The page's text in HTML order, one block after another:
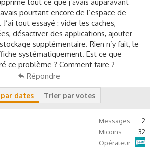
tout ce que j’avais auparavant
pourtant encore de l’espace de
tout essayé : vider les caches,
désactiver des applications, ajouter
supplémentaire. Rien n’y fait, le
systématiquement. Est ce que
ce problème ? Comment faire ?
Répondre
dates Trier par votes
Messages
2
Micoins
32
Opérateur